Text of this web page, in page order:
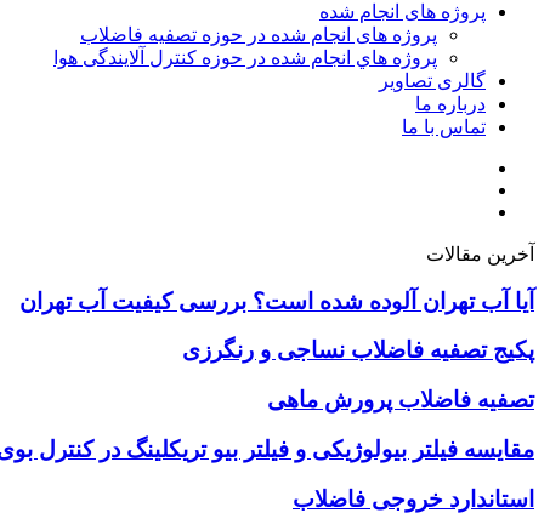
پروژه های انجام شده
پروژه های انجام شده در حوزه تصفیه فاضلاب
پروژه هاي انجام شده در حوزه کنترل آلایندگی هوا
گالری تصاویر
درباره ما
تماس با ما
آخرین مقالات
آیا آب تهران آلوده شده است؟ بررسی کیفیت آب تهران
پکیج تصفیه فاضلاب نساجی و رنگرزی
تصفیه فاضلاب پرورش ماهی
مقایسه فیلتر بیولوژیکی و فیلتر بیو تریکلینگ در کنترل
استاندارد خروجی فاضلاب